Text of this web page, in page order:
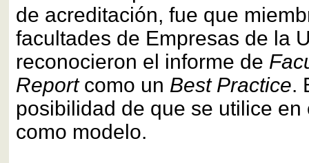
de acreditación, fue que
facultades de Empresas de la
reconocieron el informe de
Reportcomo un Best Practice.
posibilidad de que se utilice en
como modelo.